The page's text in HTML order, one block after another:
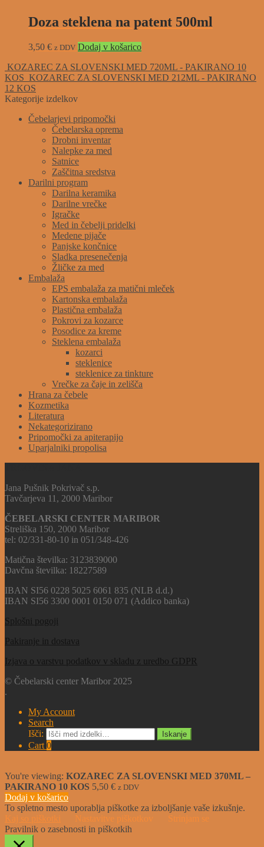
Doza steklena na patent 500ml
3,50 € z DDV Dodaj v košarico
KOZAREC ZA SLOVENSKI MED 720ML - PAKIRANO 10
KOS KOZAREC ZA SLOVENSKI MED 212ML - PAKIRANO
12 KOS
Kategorije izdelkov
Čebelarjevi pripomočki
Čebelarska oprema
Drobni inventar
Nalepke za med
Satnice
Zaščitna sredstva
Darilni program
Darilna keramika
Darilne vrečke
Igračke
Med in čebelji pridelki
Medene pijače
Panjske končnice
Sladka presenečenja
Žličke za med
Embalaža
EPS embalaža za matični mleček
Kartonska embalaža
Plastična embalaža
Pokrovi za kozarce
Posodice za kreme
Steklena embalaža
kozarci
steklenice
steklenice za tinkture
Vrečke za čaje in zelišča
Hrana za čebele
Kozmetika
Literatura
Nekategorizirano
Pripomočki za apiterapijo
Uparjalniki propolisa
Jana Pušnik Pokrivač s.p.
Tavčarjeva 11, 2000 Maribor
ČEBELARSKI CENTER MARIBOR
Streliška 150, 2000 Maribor
tel: 02/331-80-10 in 051/348-426
Matična številka: 3123839000
Davčna številka: 18227589
IBAN SI56 0228 5025 6061 835 (NLB d.d.)
IBAN SI56 3300 0001 0150 071 (Addico banka)
Splošni pogoji
Pakiranje in dostava
Izjava o varstvu podatkov v skladu z uredbo GDPR
© Čebelarski center Maribor 2025
.
My Account
Search
Išči:
Iskanje
Cart 0
You're viewing: KOZAREC ZA SLOVENSKI MED 370ML –
PAKIRANO 10 KOS 5,50 € z DDV
Dodaj v košarico
To spletno mesto uporablja piškotke za izboljšanje vaše izkušnje.
Kaj so piškotki
Nastavitve piškotkov
Strinjam se
Pravilnik o zasebnosti in piškotkih